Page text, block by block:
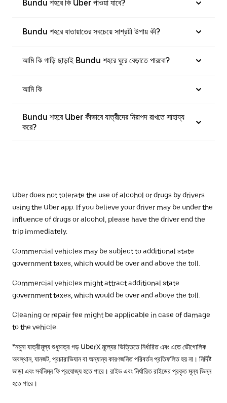
Bundu শহরে কি Uber পাওয়া যাবে?
Bundu শহরে যাতায়াতের সবচেয়ে সাশ্রয়ী উপায় কী?
আমি কি গাড়ি ছাড়াই Bundu শহরে ঘুরে বেড়াতে পারবো?
আমি কি
Bundu শহরে Uber কীভাবে যাত্রীদের নিরাপদ রাখতে সাহায্য
করে?
Uber does not tolerate the use of alcohol or drugs by drivers
using the Uber app. If you believe your driver may be under the
influence of drugs or alcohol, please have the driver end the
trip immediately.
Commercial vehicles may be subject to additional state
government taxes, which would be over and above the toll.
Commercial vehicles might attract additional state
government taxes, which would be over and above the toll.
Cleaning or repair fee might be applicable in case of damage
to the vehicle.
*নমুনা যাত্রীমূল্য শুধুমাত্র গড় UberX মূল্যের ভিত্তিতে নির্ধারিত এবং এতে ভৌগোলিক
অবস্থান, যানজট, প্রচারাভিযান বা অন্যান্য কারণজনিত পরিবর্তন প্রতিফলিত হয় না। নির্দিষ্ট
ভাড়া এবং সর্বনিম্ন ফি প্রযোজ্য হতে পারে। রাইড এবং নির্ধারিত রাইডের প্রকৃত মূল্য ভিন্ন
হতে পারে।